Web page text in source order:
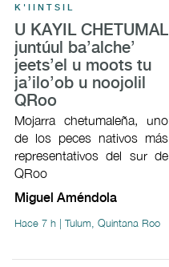
K'IINTSIL
U KAYIL CHETUMAL
juntúul ba’alche’
jeets’el u moots tu
ja’ilo’ob u noojolil
QRoo
Mojarra chetumaleña, uno
de los peces nativos más
representativos del sur de
QRoo
Miguel Améndola
Hace 7 h | Tulum, Quintana Roo